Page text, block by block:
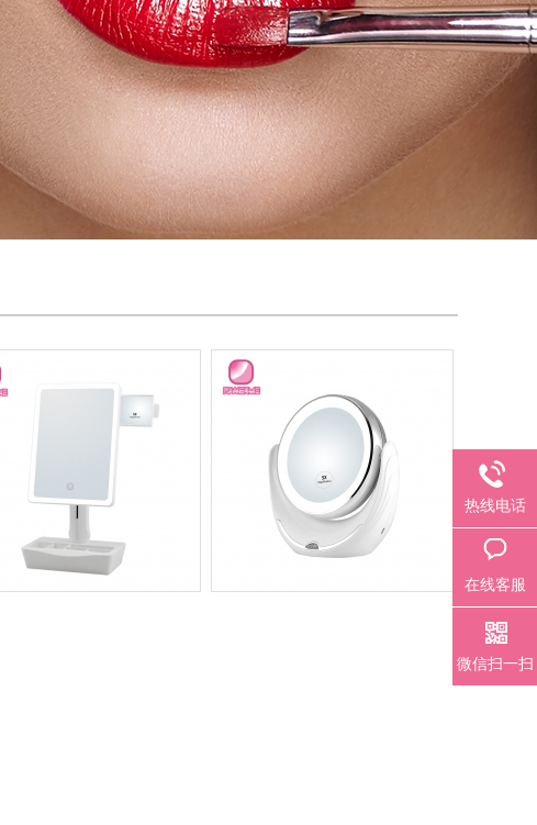
热线电话
在线客服
微信扫一扫